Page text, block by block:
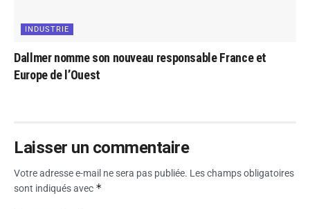
INDUSTRIE
Dallmer nomme son nouveau responsable France et
Europe de l’Ouest
Laisser un commentaire
Votre adresse e-mail ne sera pas publiée. Les champs obligatoires
sont indiqués avec *